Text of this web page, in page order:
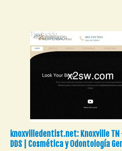
knoxvilledentist.net: Knoxville
DDS | Cosmética y Odontología